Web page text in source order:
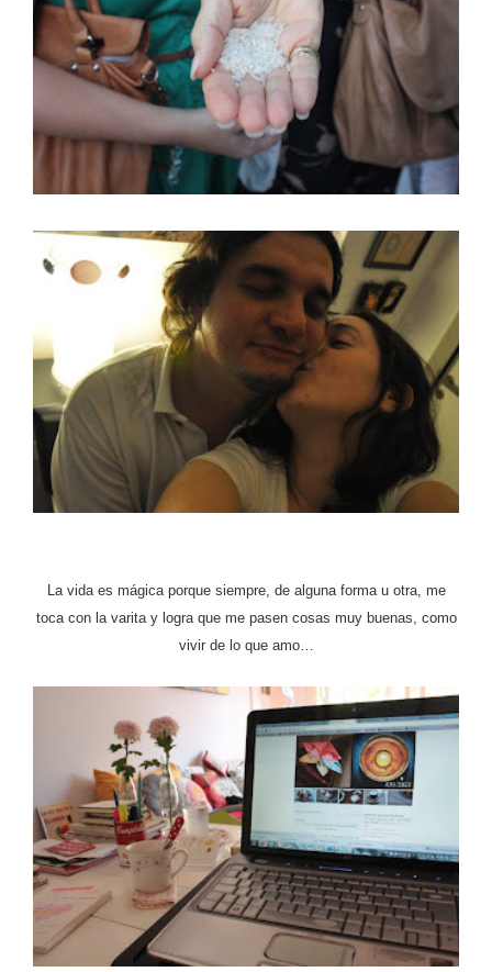
La vida es mágica porque siempre, de alguna forma u otra, me
toca con la varita y logra que me pasen cosas muy buenas, como
vivir de lo que amo…